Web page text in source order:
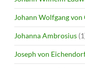
Johann Wolfgang von
Johanna Ambrosius
Joseph von